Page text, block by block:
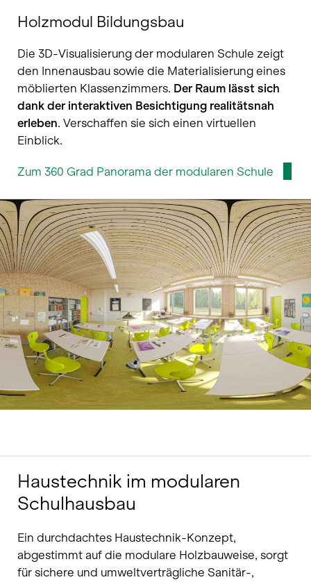
Holzmodul Bildungsbau
Die 3D-Visualisierung der modularen Schule zeigt
den Innenausbau sowie die Materialisierung eines
möblierten Klassenzimmers. Der Raum lässt sich
dank der interaktiven Besichtigung realitätsnah
erleben. Verschaffen sie sich einen virtuellen
Einblick.
Zum 360 Grad Panorama der modularen Schule
Haustechnik im modularen
Schulhausbau
Ein durchdachtes Haustechnik-Konzept,
abgestimmt auf die modulare Holzbauweise, sorgt
für sichere und umweltverträgliche Sanitär-,